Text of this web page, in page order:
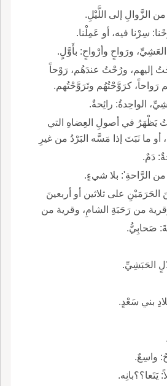
الزَّوالِ إلى اللَّيْلِ.
سِرْنا فيه، أو عَمِلْنا.
ورَواحٍ وأرْواحٍ: بأَوَّلٍ.
ـ رُحْتُ القومَ، ورُحْتُ إليهم، ورُحْتُ عندَهُم، رَوْحاً
رَواحاً، كرَوَّحْتُهُم وتَرَوَّحْتُهم.
الواحِدةُ: رائِحةٌ.
يَظْهَرُ في أصولِ العِضاهِ التي
ما نَبَتَ إذا مَسَّه البَرْدُ من غيرِ
دَمٌ.
الرَّاحةِ': بلا شيءٍ.
على ثلاثين أو أربعينَ
من رَحَبَةِ الشامِ، وقرية من
صَحابِيُّ.
الحَبَشِيِّ.
بني سَعْدٍ.
واسِعٌ.
يَتَعا؟؟بانِه.